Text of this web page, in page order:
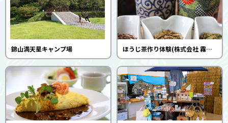
錦山満天星キャンプ場 ほうじ茶作り体験(株式会社 霧山茶園)